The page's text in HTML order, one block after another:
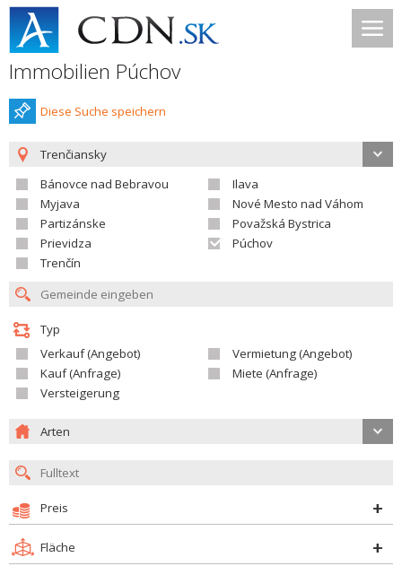
Immobilien Púchov
Diese Suche speichern
Trenčiansky
Bánovce nad Bebravou
Ilava
Myjava
Nové Mesto nad Váhom
Partizánske
Považská Bystrica
Prievidza
Púchov
Trenčín
Typ
Verkauf (Angebot)
Vermietung (Angebot)
Kauf (Anfrage)
Miete (Anfrage)
Versteigerung
Arten
Preis
Fläche